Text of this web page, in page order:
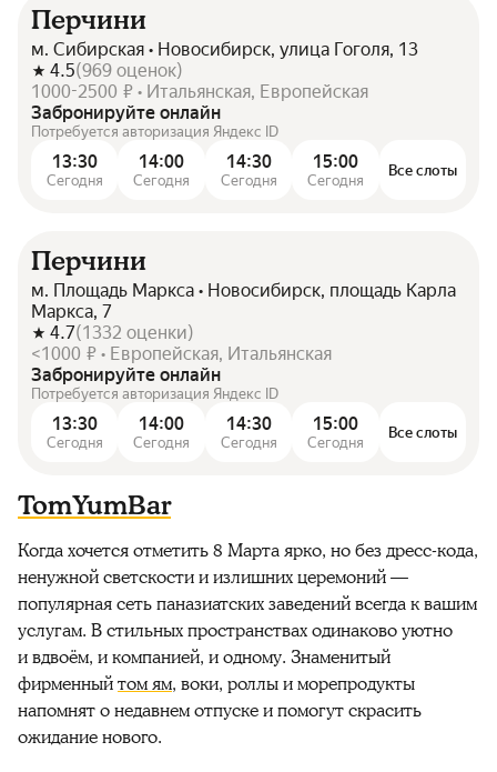
Перчини
м. Сибирская • Новосибирск, улица Гоголя, 13
4.5(969 оценок)
1000-2500 ₽ • Итальянская, Европейская
Забронируйте онлайн
Потребуется авторизация Яндекс ID
13:30
Сегодня
14:00
Сегодня
14:30
Сегодня
15:00
Сегодня
Все слоты
Перчини
м. Площадь Маркса • Новосибирск, площадь Карла
Маркса, 7
4.7(1332 оценки)
<1000 ₽ • Европейская, Итальянская
Забронируйте онлайн
Потребуется авторизация Яндекс ID
13:30
Сегодня
14:00
Сегодня
14:30
Сегодня
15:00
Сегодня
Все слоты
TomYumBar
Когда хочется отметить 8 Марта ярко, но без дресс-кода,
ненужной светскости и излишних церемоний —
популярная сеть паназиатских заведений всегда к вашим
услугам. В стильных пространствах одинаково уютно
и вдвоём, и компанией, и одному. Знаменитый
фирменныйтом ям, воки, роллы и морепродукты
напомнят о недавнем отпуске и помогут скрасить
ожидание нового.